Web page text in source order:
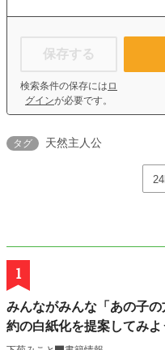
保存する
検索条件の保存には ロ
グインが必要です。
タグ 天然主人公
1
みんながみんな「あの子
約の白紙化を提案してみ